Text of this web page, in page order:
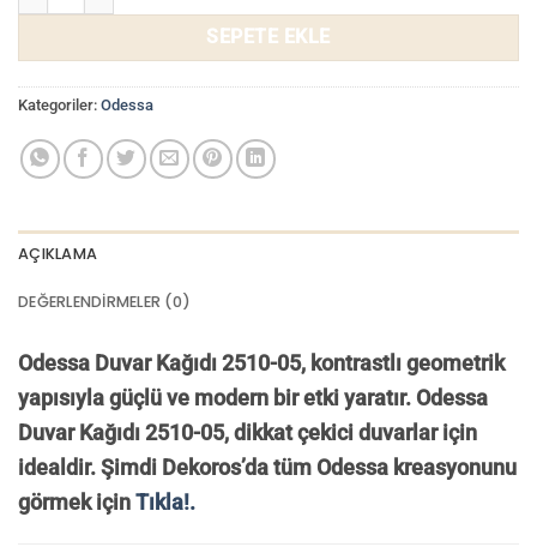
SEPETE EKLE
Kategoriler: Odessa
AÇIKLAMA
DEĞERLENDIRMELER (0)
Odessa Duvar Kağıdı 2510-05, kontrastlı geometrik
yapısıyla güçlü ve modern bir etki yaratır. Odessa
Duvar Kağıdı 2510-05, dikkat çekici duvarlar için
idealdir. Şimdi Dekoros’da tüm Odessa kreasyonunu
görmek içinTıkla!.